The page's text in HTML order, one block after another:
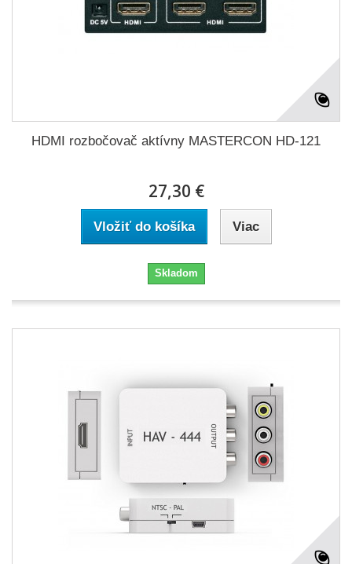
HDMI rozbočovač aktívny MASTERCON HD-121
27,30 €
Vložiť do košíka Viac
Skladom